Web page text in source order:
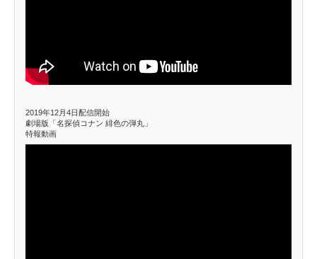
2019年12月4日配信開始
劇場版「名探偵コナン 緋色の弾丸」
特報動画